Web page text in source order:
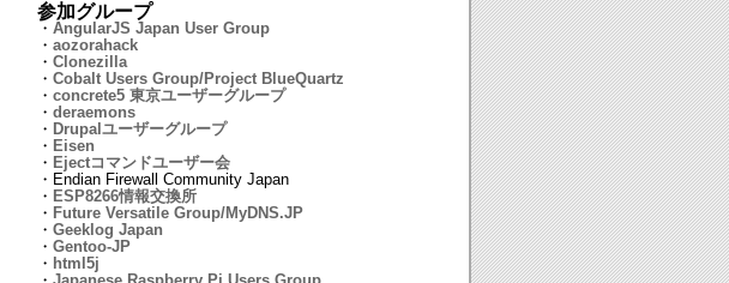
参加グループ
・ AngularJS Japan User Group
・ aozorahack
・ Clonezilla
・ Cobalt Users Group/Project BlueQuartz
・ concrete5 東京ユーザーグループ
・ deraemons
・ Drupalユーザーグループ
・ Eisen
・ Ejectコマンドユーザー会
・Endian Firewall Community Japan
・ ESP8266情報交換所
・ Future Versatile Group/MyDNS.JP
・ Geeklog Japan
・ Gentoo-JP
・ html5j